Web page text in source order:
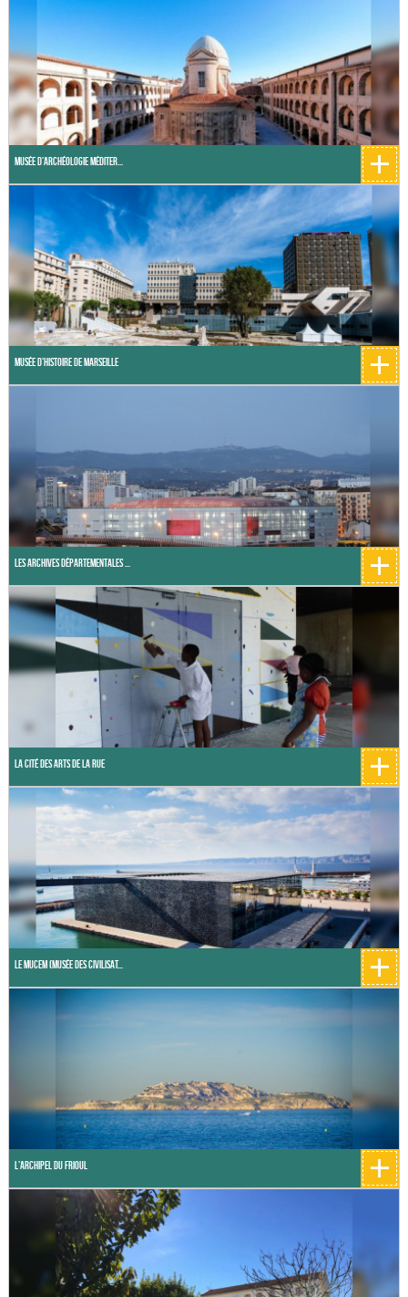
Musée d'Archéologie Méditer... +
Musée d'Histoire de Marseille +
Les Archives départementales ... +
La cité des arts de la rue +
Le MuCEM (musée des Civilisat... +
L'Archipel du Frioul +